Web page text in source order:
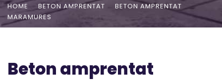
HOME BETON AMPRENTAT
BETON AMPRENTAT
MARAMURES
Beton amprentat